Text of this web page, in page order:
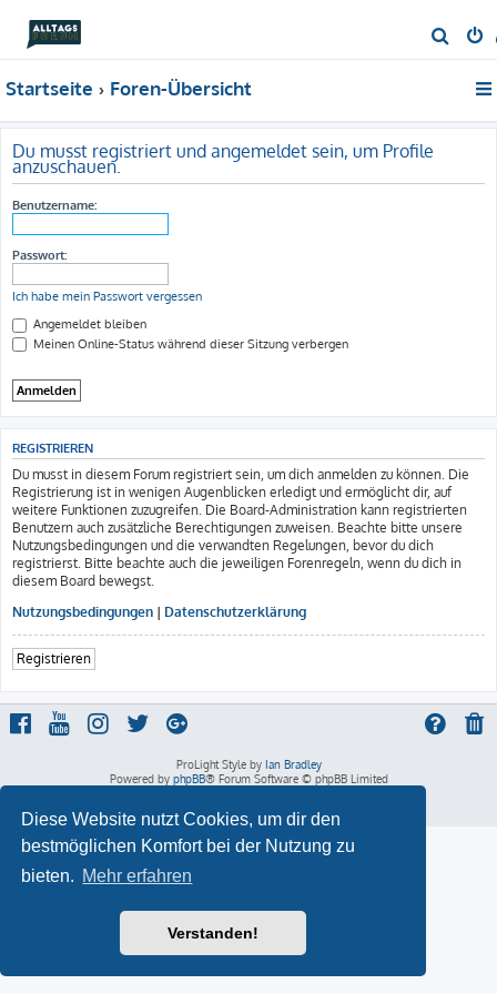
Diese Website nutzt Cookies, um dir den
bestmöglichen Komfort bei der Nutzung zu
bieten. Mehr erfahren
Verstanden!
u
Startseite Foren-Übersicht
Du musst registriert und angemeldet sein, um Profile
anzuschauen.
Benutzername:
Passwort:
Ich habe mein Passwort vergessen
Angemeldet bleiben
Meinen Online-Status während dieser Sitzung verbergen
REGISTRIEREN
Du musst in diesem Forum registriert sein, um dich anmelden zu können. Die
Registrierung ist in wenigen Augenblicken erledigt und ermöglicht dir, auf
weitere Funktionen zuzugreifen. Die Board-Administration kann registrierten
Benutzern auch zusätzliche Berechtigungen zuweisen. Beachte bitte unsere
Nutzungsbedingungen und die verwandten Regelungen, bevor du dich
registrierst. Bitte beachte auch die jeweiligen Forenregeln, wenn du dich in
diesem Board bewegst.
Nutzungsbedingungen | Datenschutzerklärung
Registrieren
ProLight Style by Ian Bradley
Powered by phpBB® Forum Software © phpBB Limited